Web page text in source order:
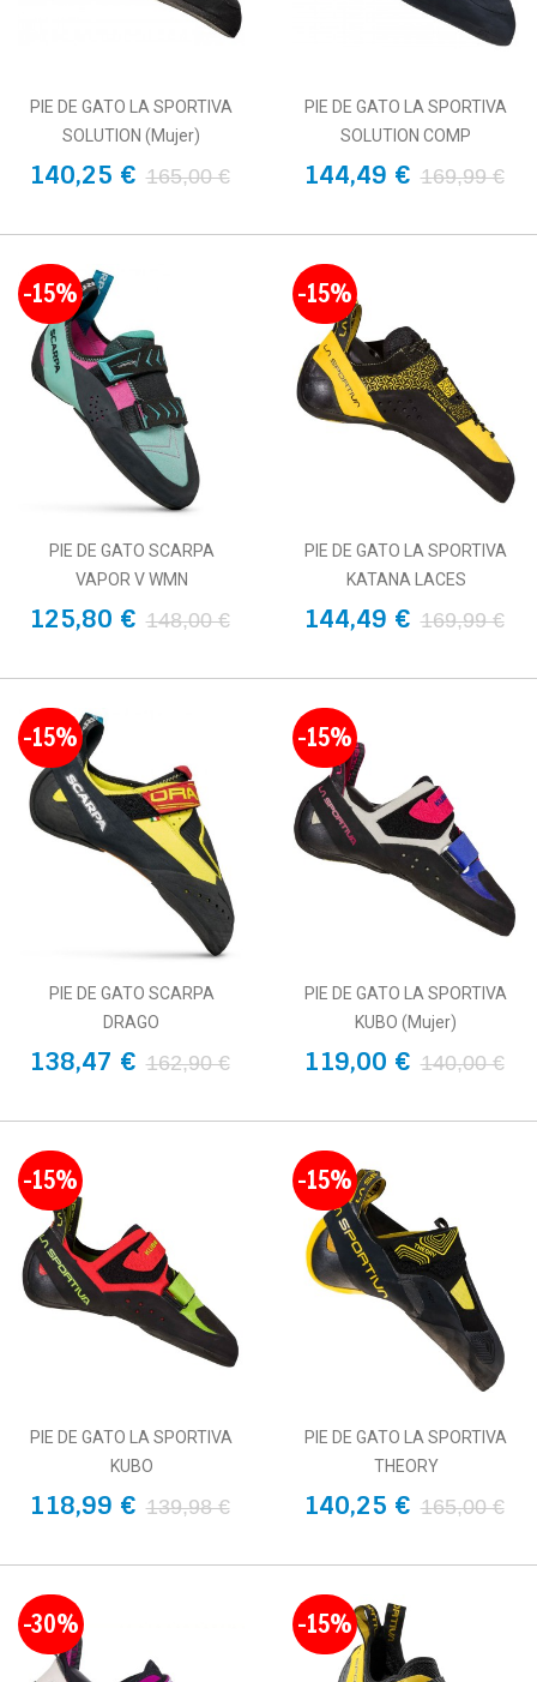
PIE DE GATO LA SPORTIVA
SOLUTION (mujer)
140,25 € 165,00 €
PIE DE GATO LA SPORTIVA
SOLUTION COMP
144,49 € 169,99 €
-15%
PIE DE GATO SCARPA
VAPOR V WMN
125,80 € 148,00 €
-15%
PIE DE GATO LA SPORTIVA
KATANA LACES
144,49 € 169,99 €
-15%
PIE DE GATO SCARPA
DRAGO
138,47 € 162,90 €
-15%
PIE DE GATO LA SPORTIVA
KUBO (Mujer)
119,00 € 140,00 €
-15%
PIE DE GATO LA SPORTIVA
KUBO
118,99 € 139,98 €
-15%
PIE DE GATO LA SPORTIVA
THEORY
140,25 € 165,00 €
-30% -15%